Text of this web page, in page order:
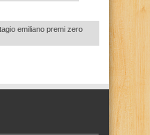
emiliano premi zero